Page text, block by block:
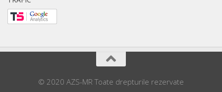
© 2020 AZS-MR Toate drepturile rezervate